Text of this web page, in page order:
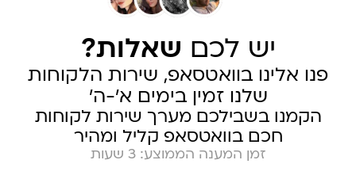
יש לכם שאלות?
פנו אלינו בוואטסאפ, שירות הלקוחות
שלנו זמין בימים א׳-ה׳
הקמנו בשבילכם מערך שירות לקוחות
חכם בוואטסאפ קליל ומהיר
זמן המענה הממוצע: 3 שעות